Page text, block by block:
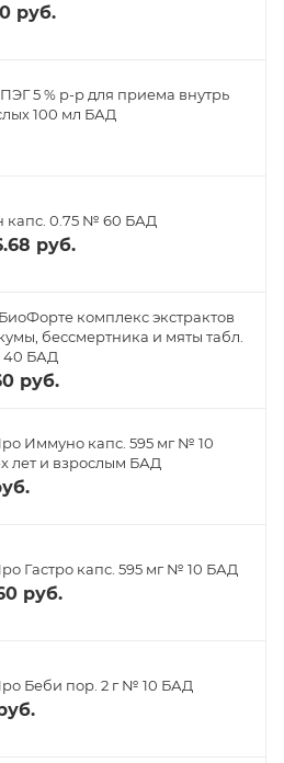
руб.
5 % р-р для приема внутрь
100 мл БАД
капс. 0.75 № 60 БАД
руб.
комплекс экстрактов
бессмертника и мяты табл.
БАД
руб.
Иммуно капс. 595 мг № 10
х лет и взрослым БАД
Гастро капс. 595 мг № 10 БАД
руб.
Беби пор. 2 г № 10 БАД